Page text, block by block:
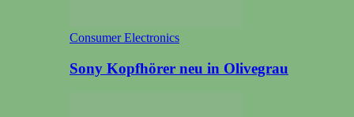
Consumer Electronics
Sony Kopfhörer neu in Olivegrau